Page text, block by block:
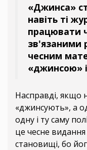
«Джинса»
навіть ті
працювати
зв'язаними
чесним
«джинсою»
Насправді, якщо
«джинсують», а
одну і ту саму
це чесне
становищі, бо